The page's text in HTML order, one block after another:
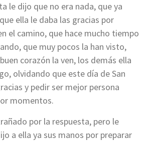
le dijo que no era nada, que ya
ella le daba las gracias por
el camino, que hace mucho tiempo
que muy pocos la han visto,
corazón la ven, los demás ella
olvidando que este día de San
y pedir ser mejor persona
momentos.
por la respuesta, pero le
a ella ya sus manos por preparar